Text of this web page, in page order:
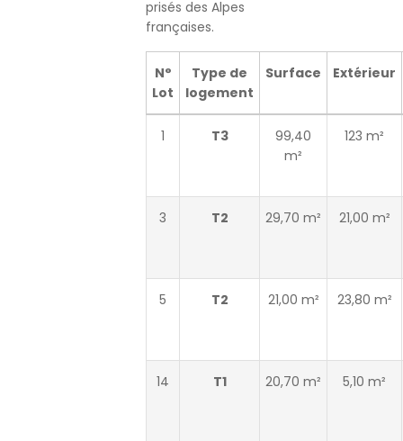
prisés des Alpes
françaises.
N°
Lot
Type de
logement
Surface Extérieur
1 T3
99,40
m²
123 m²
3 T2 29,70 m² 21,00 m²
5 T2 21,00 m² 23,80 m²
14 T1 20,70 m² 5,10 m²